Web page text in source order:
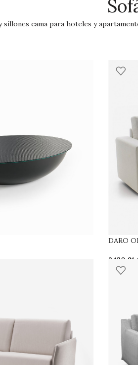
sillones cama para hoteles y
DARO